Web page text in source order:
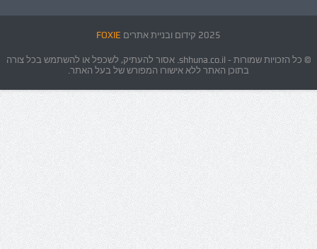
2025 קידום ובניית אתרים FOXIE
© כל הזכויות שמורות - shhuna.co.il. אסור להעתיק, לשכפל או להשתמש בכל צורה
בתוכן האתר ללא אישורו המפורש של בעל האתר.